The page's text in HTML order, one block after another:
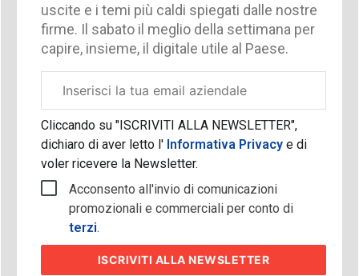
uscite e i temi più caldi spiegati dalle nostre
firme. Il sabato il meglio della settimana per
capire, insieme, il digitale utile al Paese.
aziendale
Cliccando su "ISCRIVITI ALLA NEWSLETTER",
dichiaro di aver letto l'Informativa Privacy e di
voler ricevere la Newsletter.
Acconsento all'invio di comunicazioni
promozionali e commerciali per conto di
terzi.
ISCRIVITI ALLA NEWSLETTER